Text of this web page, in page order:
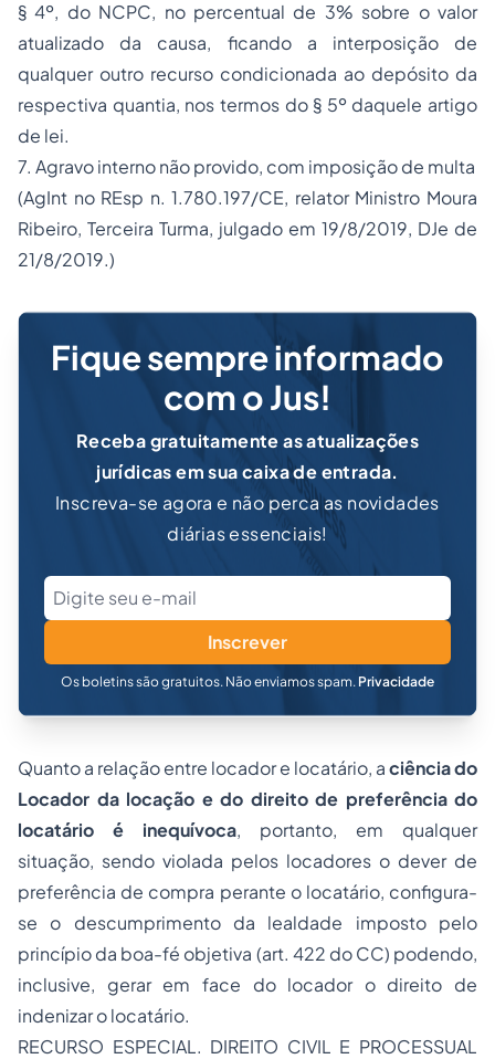
§ 4º, do NCPC, no percentual de 3% sobre o valor
atualizado da causa, ficando a interposição de
qualquer outro recurso condicionada ao depósito da
respectiva quantia, nos termos do § 5º daquele artigo
de lei.
7. Agravo interno não provido, com imposição de multa
(AgInt no REsp n. 1.780.197/CE, relator Ministro Moura
Ribeiro, Terceira Turma, julgado em 19/8/2019, DJe de
21/8/2019.)
Fique sempre informado
com o Jus!
Receba gratuitamente as atualizações
jurídicas em sua caixa de entrada.
Inscreva-se agora e não perca as novidades
diárias essenciais!
Inscrever
Os boletins são gratuitos. Não enviamos spam. Privacidade
Quanto a relação entre locador e locatário, aciência do
Locador da locação e do direito de preferência do
locatário é inequívoca, portanto, em qualquer
situação, sendo violada pelos locadores o dever de
preferência de compra perante o locatário, configura-
se o descumprimento da lealdade imposto pelo
princípio da boa-fé objetiva (art. 422 do CC) podendo,
inclusive, gerar em face do locador o direito de
indenizar o locatário.
RECURSO ESPECIAL. DIREITO CIVIL E PROCESSUAL